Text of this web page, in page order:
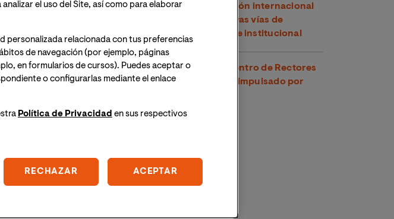
VIU refuerza su proyección internacional
en Perú explorando nuevas vías de
cooperación académica e institucional
VIU participa en el Encuentro de Rectores
y Rectoras Perú-España impulsado por
el uso del Site, así como para elaborar
personalizada relacionada con tus preferencias
de navegación (por ejemplo, páginas
en formularios de cursos). Puedes aceptar o
o configurarlas mediante el enlace
Política de Privacidad en sus respectivos
RECHAZAR ACEPTAR